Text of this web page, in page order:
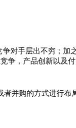
对手层出不穷；
，产品创新以及付
并购的方式进行布